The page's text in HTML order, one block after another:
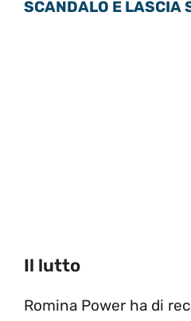
SCANDALO E LASCIA
Il lutto
Romina Power ha di